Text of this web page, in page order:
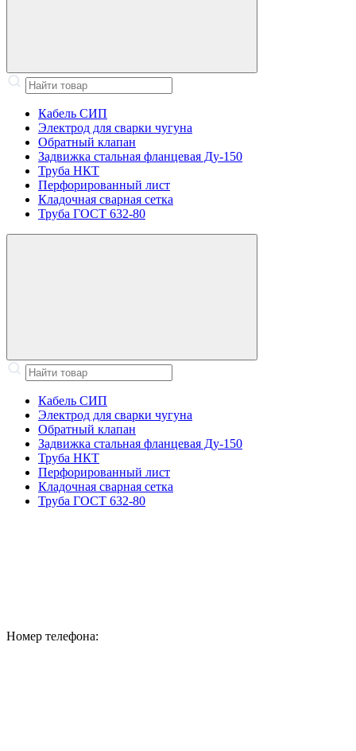
Кабель СИП
Электрод для сварки чугуна
Обратный клапан
Задвижка стальная фланцевая Ду-150
Труба НКТ
Перфорированный лист
Кладочная сварная сетка
Труба ГОСТ 632-80
Кабель СИП
Электрод для сварки чугуна
Обратный клапан
Задвижка стальная фланцевая Ду-150
Труба НКТ
Перфорированный лист
Кладочная сварная сетка
Труба ГОСТ 632-80
Номер телефона: